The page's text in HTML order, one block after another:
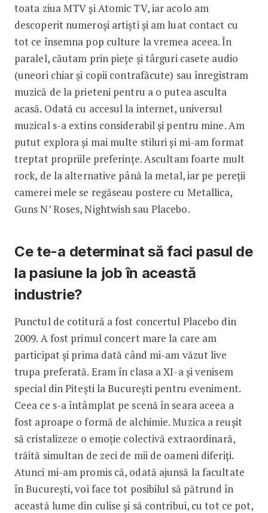
toata ziua MTV și Atomic TV, iar acolo am
descoperit numeroși artiști și am luat contact cu
tot ce însemna pop culture la vremea aceea. În
paralel, căutam prin piețe și târguri casete audio
(uneori chiar și copii contrafăcute) sau înregistram
muzică de la prieteni pentru a o putea asculta
acasă. Odată cu accesul la internet, universul
muzical s-a extins considerabil și pentru mine. Am
putut explora și mai multe stiluri și mi-am format
treptat propriile preferințe. Ascultam foarte mult
rock, de la alternative până la metal, iar pe pereții
camerei mele se regăseau postere cu Metallica,
Guns N’ Roses, Nightwish sau Placebo.
Ce te-a determinat să faci pasul de
la pasiune la job în această
industrie?
Punctul de cotitură a fost concertul Placebo din
2009. A fost primul concert mare la care am
participat și prima dată când mi-am văzut live
trupa preferată. Eram în clasa a XI-a și venisem
special din Pitești la București pentru eveniment.
Ceea ce s-a întâmplat pe scenă în seara aceea a
fost aproape o formă de alchimie. Muzica a reușit
să cristalizeze o emoție colectivă extraordinară,
trăită simultan de zeci de mii de oameni diferiți.
Atunci mi-am promis că, odată ajunsă la facultate
în București, voi face tot posibilul să pătrund în
această lume din culise și să contribui, cu tot ce pot,